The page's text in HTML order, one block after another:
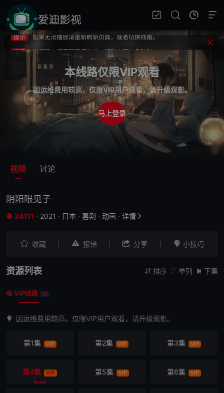
提示
提示
如果无法播放请重新刷新页面，或者切换线路。
提示
视频载入速度跟网速有关，请耐心等待几秒钟。
不要轻易相信视频中的广告，谨防上当受骗!
本线路仅限VIP观看
因运维费用较高，仅限VIP用户观看，请升级观影。
马上登录
视频 讨论
阴阳眼见子
 24111 · 2021 · 日本 · 喜剧 · 动画 · 详情 
 收藏  报错  分享  小技巧
资源列表  排序  单列  下集
 VIP线路 12
因运维费用较高，仅限VIP用户观看，请升级观影。
第1集 VIP 第2集 VIP 第3集 VIP
第4集 VIP 第5集 VIP 第6集 VIP